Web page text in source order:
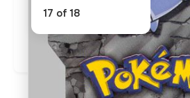
17 of 18